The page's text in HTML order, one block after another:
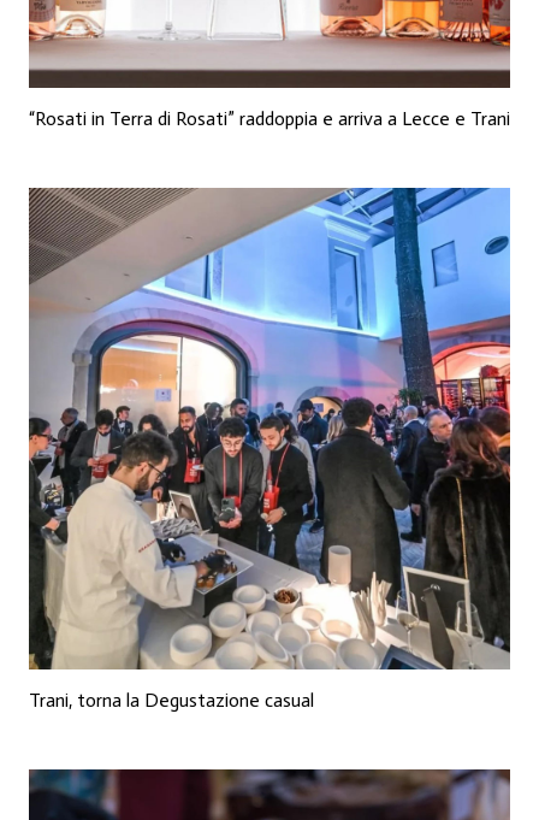
“Rosati in Terra di Rosati” raddoppia e arriva a Lecce e Trani
Trani, torna la Degustazione casual